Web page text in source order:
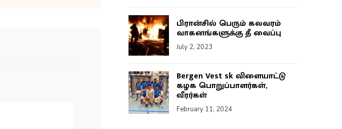
பிரான்சில் பெரும் கலவரம்
வாகனங்களுக்கு தீ வைப்பு
July 2, 2023
Bergen Vest sk விளையாட்டு
கழக பொறுப்பாளர்கள்,
வீரர்கள்
February 11, 2024